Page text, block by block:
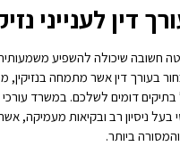
דין לענייני
חשובה שיכולה להשפיע
בעורך דין אשר מתמחה בנזיקין,
בתיקים דומים לשלכם. במשרד עורכי
בעל ניסיון רב ובקיאות מעמיקה,
ביותר.